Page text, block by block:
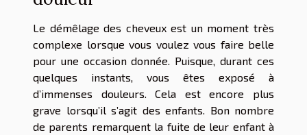
Le démêlage des cheveux est un moment très
complexe lorsque vous voulez vous faire belle
pour une occasion donnée. Puisque, durant ces
quelques instants, vous êtes exposé à
d’immenses douleurs. Cela est encore plus
grave lorsqu’il s’agit des enfants. Bon nombre
de parents remarquent la fuite de leur enfant à